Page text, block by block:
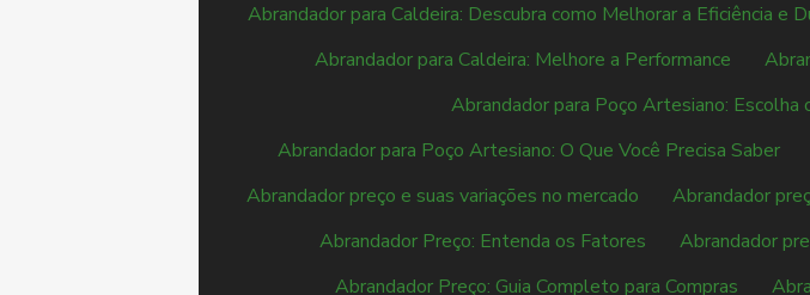
Abrandador para Caldeira: Descubra como Melhorar a Eficiência e
Abrandador para Caldeira: Melhore a Performance
Abrandador para Poço Artesiano: Escolha
Abrandador para Poço Artesiano: O Que Você Precisa Saber
Abrandador preço e suas variações no mercado
Abrandador
Abrandador Preço: Entenda os Fatores
Abrandador
Abrandador Preço: Guia Completo para Compras